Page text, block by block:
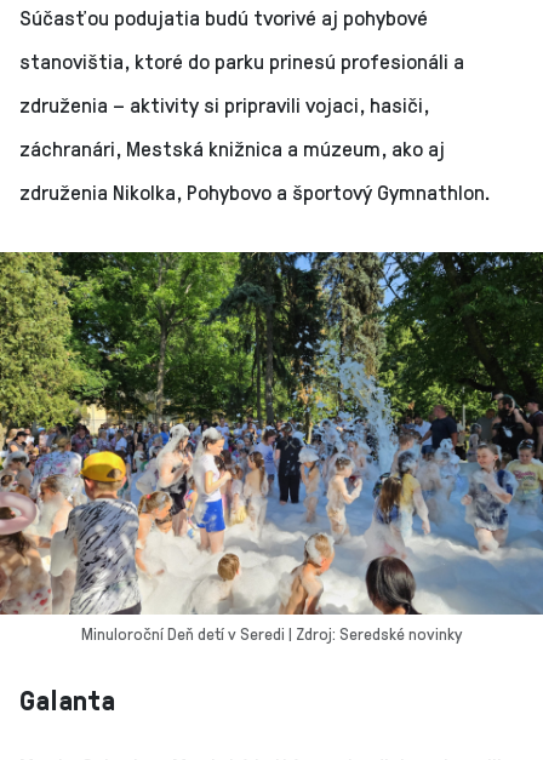
Súčasťou podujatia budú tvorivé aj pohybové
stanovištia, ktoré do parku prinesú profesionáli a
združenia – aktivity si pripravili vojaci, hasiči,
záchranári, Mestská knižnica a múzeum, ako aj
združenia Nikolka, Pohybovo a športový Gymnathlon.
Minuloroční Deň detí v Seredi | Zdroj: Seredské novinky
Galanta